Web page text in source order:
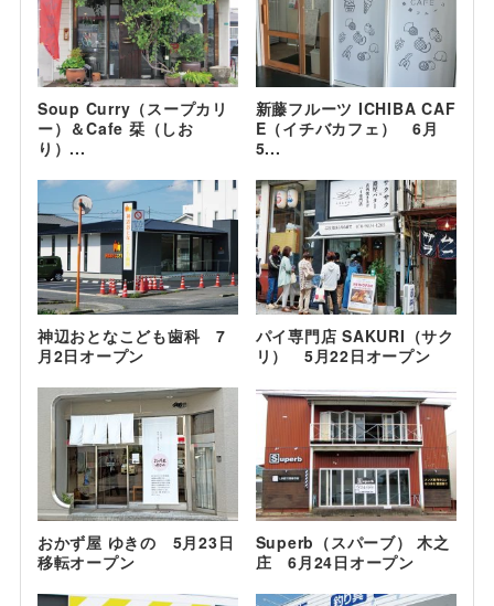
Soup Curry（スープカリ
ー）＆Cafe 栞（しお
り）...
新藤フルーツ ICHIBA CAF
E（イチバカフェ） 6月
5...
神辺おとなこども歯科 7
月2日オープン
パイ専門店 SAKURI（サク
リ） 5月22日オープン
おかず屋 ゆきの 5月23日
移転オープン
Superb（スパーブ） 木之
庄 6月24日オープン